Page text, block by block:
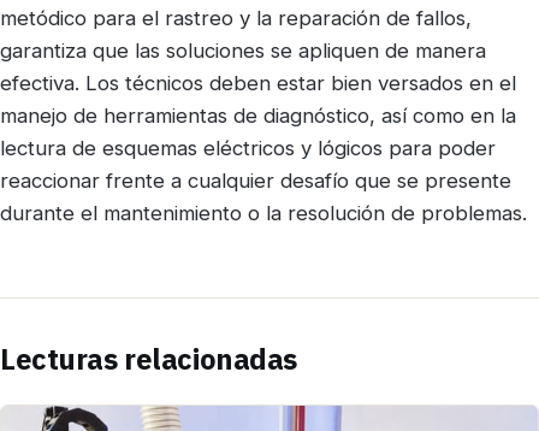
metódico para el rastreo y la reparación de fallos,
garantiza que las soluciones se apliquen de manera
efectiva. Los técnicos deben estar bien versados en el
manejo de herramientas de diagnóstico, así como en la
lectura de esquemas eléctricos y lógicos para poder
reaccionar frente a cualquier desafío que se presente
durante el mantenimiento o la resolución de problemas.
Lecturas relacionadas